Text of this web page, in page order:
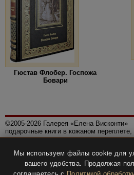
Гюстав Флобер. Госпожа
Бовари
©2005-2026 Галерея «Елена Висконти»
подарочные книги в кожаном
Политика конфиденциальности
Все права защищены.
Мы используем файлы cookie для
вашего удобства. Продолжая